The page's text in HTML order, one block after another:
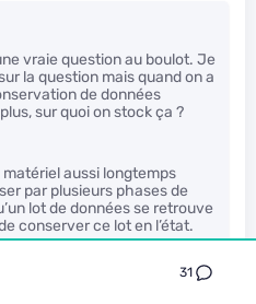
31
vraie question au boulot. Je
la question mais quand on a
de données
sur quoi on stock ça ?
matériel aussi longtemps
par plusieurs phases de
lot de données se retrouve
conserver ce lot en l’état.